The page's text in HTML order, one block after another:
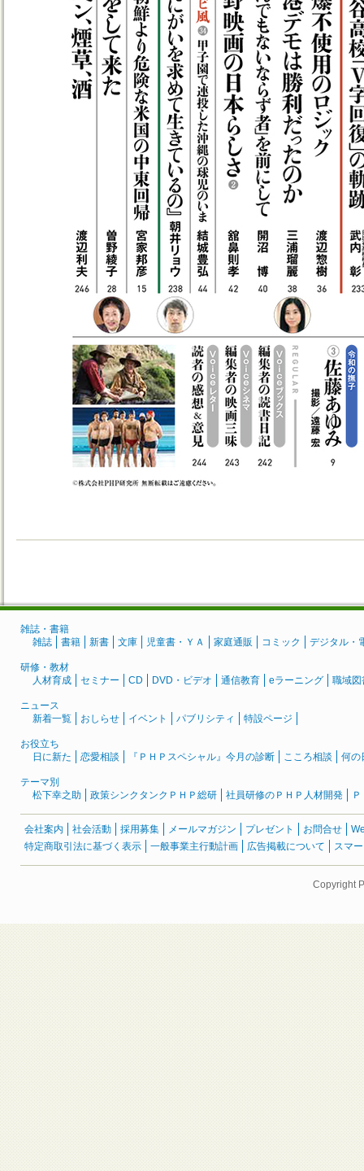
雑誌・書籍
雑誌
書籍 新書 文庫 児童書・ＹＡ 家庭通販 コミック デジタル・
研修・教材
人材育成
セミナー CD DVD・ビデオ 通信教育 eラーニング 職域図
ニュース
新着一覧
おしらせ イベント パブリシティ 特設ページ
お役立ち
日に新た
恋愛相談 『ＰＨＰスペシャル』今月の診断 こころ相談 何の
テーマ別
松下幸之助
政策シンクタンクＰＨＰ総研 社員研修のＰＨＰ人材開発
会社案内 社会活動 採用募集 メールマガジン プレゼント お問合せ
特定商取引法に基づく表示
一般事業主行動計画 広告掲載について スマ
Copyright